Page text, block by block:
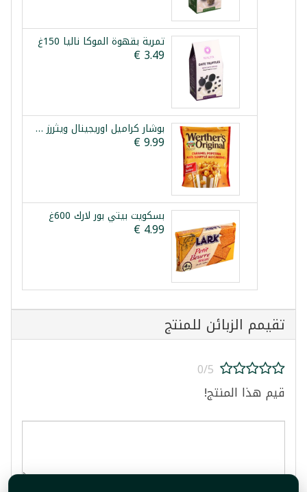
تمرية بقهوة الموكا نالیا 150غ
بوشار كراميل اوريجينال ويثررز 624غ
بسكويت بيتي بور لارك 600غ
تقيمم الزبائن للمنتج
0/5
قيم هذا المنتج!